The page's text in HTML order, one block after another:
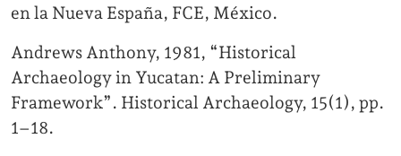
en la Nueva España, FCE, México.
Andrews Anthony, 1981, “Historical
Archaeology in Yucatan: A Preliminary
Framework”. Historical Archaeology, 15(1), pp.
1–18.